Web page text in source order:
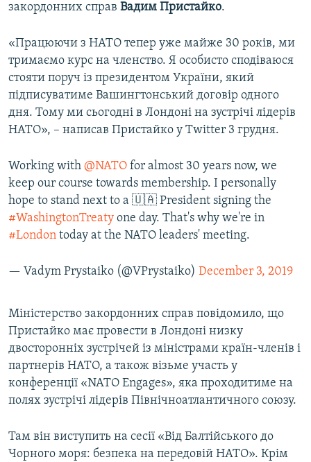
закордонних справ Вадим Пристайко.
«Працюючи з НАТО тепер уже майже 30 років, ми
тримаємо курс на членство. Я особисто сподіваюся
стояти поруч із президентом України, який
підписуватиме Вашингтонський договір одного
дня. Тому ми сьогодні в Лондоні на зустрічі лідерів
НАТО», – написав Пристайко у Twitter 3 грудня.
Working with @NATO for almost 30 years now, we
keep our course towards membership. I personally
hope to stand next to a 🇺🇦 President signing the
#WashingtonTreaty one day. That's why we're in
#London today at the NATO leaders' meeting.
— Vadym Prystaiko (@VPrystaiko) December 3, 2019
Міністерство закордонних справ повідомило, що
Пристайко має провести в Лондоні низку
двосторонніх зустрічей із міністрами країн-членів і
партнерів НАТО, а також візьме участь у
конференції «NATO Engages», яка проходитиме на
полях зустрічі лідерів Північноатлантичного союзу.
Там він виступить на сесії «Від Балтійського до
Чорного моря: безпека на передовій НАТО». Крім